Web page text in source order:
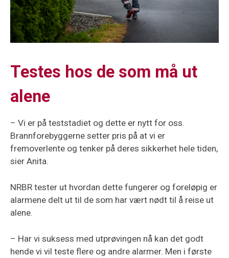
Testes hos de som må ut
alene
– Vi er på teststadiet og dette er nytt for oss.
Brannforebyggerne setter pris på at vi er
fremoverlente og tenker på deres sikkerhet hele tiden,
sier Anita.
NRBR tester ut hvordan dette fungerer og foreløpig er
alarmene delt ut til de som har vært nødt til å reise ut
alene.
– Har vi suksess med utprøvingen nå kan det godt
hende vi vil teste flere og andre alarmer. Men i første